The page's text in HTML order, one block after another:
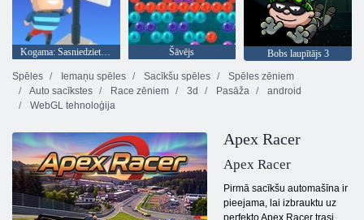
Kogama: Sasniedziet karogu Šāvējs
Bobs laupītājs 3
Spēles
Iemaņu spēles Sacīkšu spēles
Spēles zēniem
Auto sacīkstes
Race zēniem 3d Pasāža
android
WebGL tehnoloģija
Apex Racer
Apex Racer
Pirmā sacīkšu automašīna ir
pieejama, lai izbrauktu uz
perfekto Apex Racer trasi.